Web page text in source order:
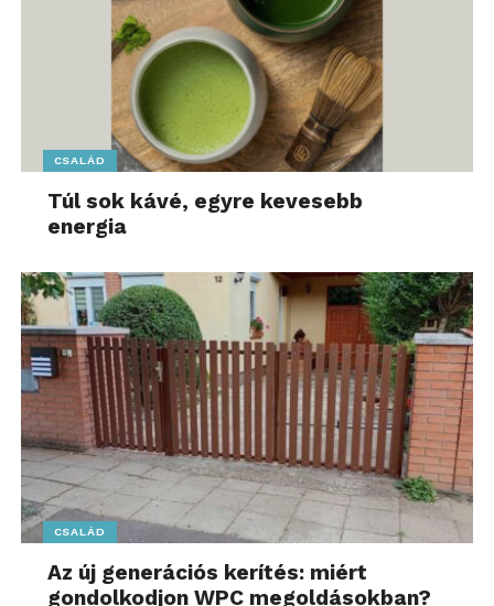
CSALÁD
Túl sok kávé, egyre kevesebb
energia
CSALÁD
Az új generációs kerítés: miért
gondolkodjon WPC megoldásokban?